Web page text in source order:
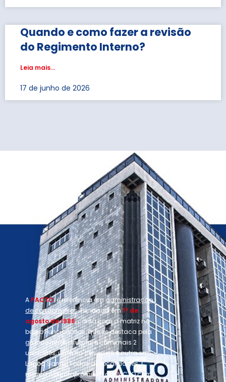
Quando e como fazer a revisão
do Regimento Interno?
Leia mais...
17 de junho de 2026
A PACTOé referência emadministração
de condomínios. Fundada em1º de
agosto de 1986, conta com a matriz no
bairro Funcionários, que se destaca pela
grande infraestrutura, e com mais 2
unidades, uma no Belvedere e outra em
Lagoa Santa. Todas as localidades
mantêm o compromisso da PACTO com